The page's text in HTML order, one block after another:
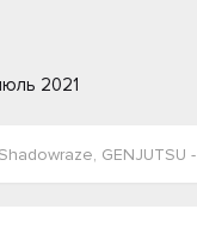
2021
Shadowraze, GENJUTSU